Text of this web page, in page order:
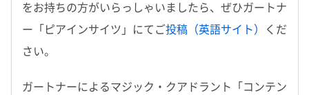
をお持ちの方がいらっしゃいましたら、ぜひガートナ
ー「ピアインサイツ」にてご投稿（英語サイト）
くだ
さい。
ガートナーによるマジック・クアドラント「コンテン